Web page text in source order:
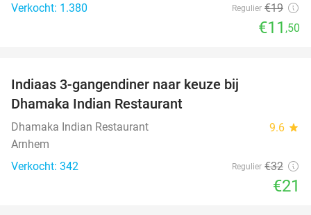
Verkocht: 1.380
Regulier €19
€11 ,50
Indiaas 3-gangendiner naar keuze bij
Dhamaka Indian Restaurant
Dhamaka Indian Restaurant 9.6 star
Arnhem
Verkocht: 342
Regulier €32
€21